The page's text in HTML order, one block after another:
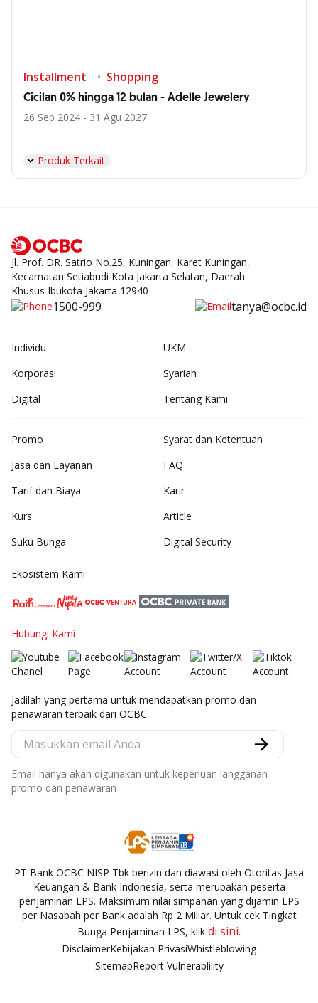
Installment Shopping
Cicilan 0% hingga 12 bulan - Adelle Jewelery
26 Sep 2024 - 31 Agu 2027
Produk Terkait
Jl. Prof. DR. Satrio No.25, Kuningan, Karet Kuningan,
Kecamatan Setiabudi Kota Jakarta Selatan, Daerah
Khusus Ibukota Jakarta 12940
1500-999 tanya@ocbc.id
Individu
UKM
Korporasi
Syariah
Digital
Tentang Kami
Promo
Jasa dan Layanan
Tarif dan Biaya
Kurs
Suku Bunga
Syarat dan Ketentuan
FAQ
Karir
Article
Digital Security
Ekosistem Kami
Hubungi Kami
Jadilah yang pertama untuk mendapatkan promo dan
penawaran terbaik dari OCBC
Email hanya akan digunakan untuk keperluan langganan
promo dan penawaran
PT Bank OCBC NISP Tbk berizin dan diawasi oleh Otoritas Jasa
Keuangan & Bank Indonesia, serta merupakan peserta
penjaminan LPS. Maksimum nilai simpanan yang dijamin LPS
per Nasabah per Bank adalah Rp 2 Miliar. Untuk cek Tingkat
Bunga Penjaminan LPS, klik di sini.
DisclaimerKebijakan PrivasiWhistleblowing
SitemapReport Vulnerablility